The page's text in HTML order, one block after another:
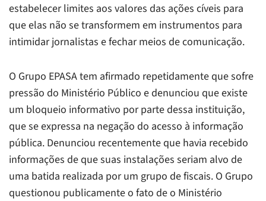
estabelecer limites aos valores das ações cíveis para
que elas não se transformem em instrumentos para
intimidar jornalistas e fechar meios de comunicação.
O Grupo EPASA tem afirmado repetidamente que sofre
pressão do Ministério Público e denunciou que existe
um bloqueio informativo por parte dessa instituição,
que se expressa na negação do acesso à informação
pública. Denunciou recentemente que havia recebido
informações de que suas instalações seriam alvo de
uma batida realizada por um grupo de fiscais. O Grupo
questionou publicamente o fato de o Ministério